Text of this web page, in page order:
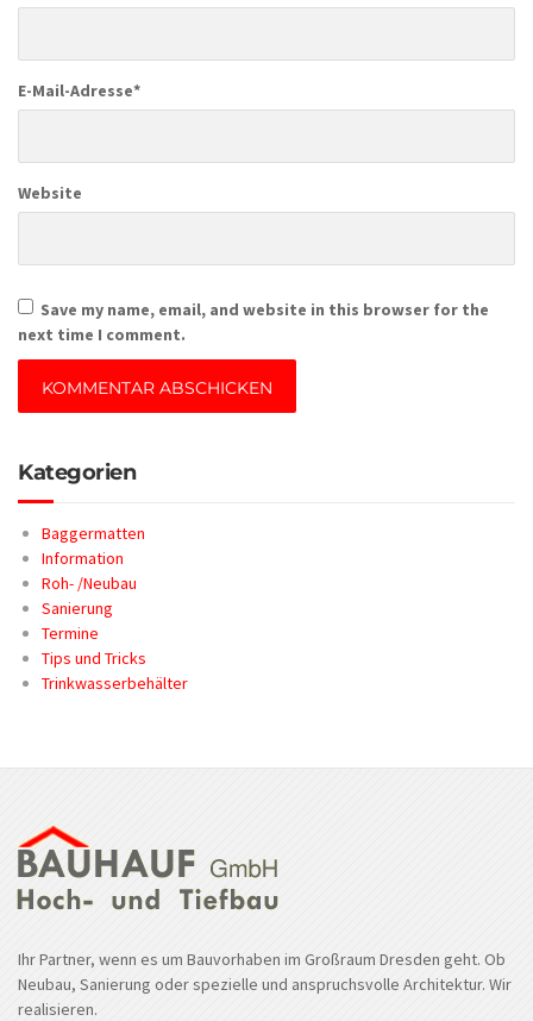
E-Mail-Adresse*
Website
Save my name, email, and website in this browser for the
next time I comment.
Kategorien
Baggermatten
Information
Roh- /Neubau
Sanierung
Termine
Tips und Tricks
Trinkwasserbehälter
Ihr Partner, wenn es um Bauvorhaben im Großraum Dresden geht. Ob
Neubau, Sanierung oder spezielle und anspruchsvolle Architektur. Wir
realisieren.